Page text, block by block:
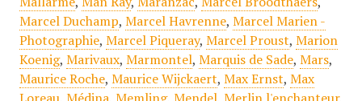
Marcel Duchamp, Marcel Havrenne, Marcel Marien -
Photographie, Marcel Piqueray, Marcel Proust, Marion
Koenig, Marivaux, Marmontel, Marquis de Sade, Mars,
Maurice Roche, Maurice Wijckaert, Max Ernst, Max